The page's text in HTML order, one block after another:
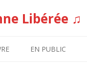
Libérée ♫
EN PUBLIC